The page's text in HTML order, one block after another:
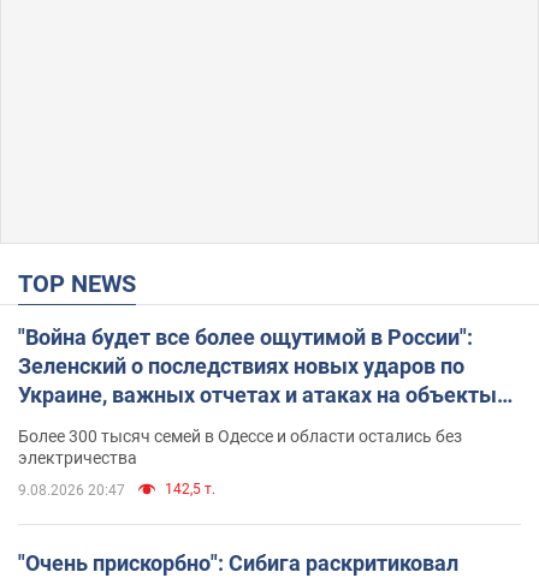
TOP NEWS
"Война будет все более ощутимой в России":
Зеленский о последствиях новых ударов по
Украине, важных отчетах и атаках на объекты
противника. Видео
Более 300 тысяч семей в Одессе и области остались без
электричества
9.08.2026 20:47 142,5 т.
"Очень прискорбно": Сибига раскритиковал